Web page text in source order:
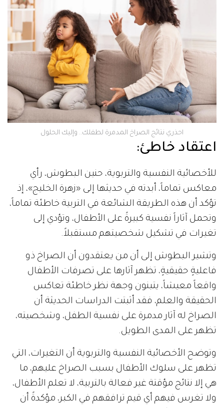
احذري نتائج الصراخ المدمرة لطفلك.. وإليك الحلول
اعتقاد خاطئ:
للأخصائية النفسية والتربوية، حنين البطوش، رأي
معاكس تماماً، أبدته في حديثها إلى «زهرة الخليج»، إذ
تؤكد أن هذه الطريقة الشائعة في التربية خاطئة تماماً،
وتحمل آثاراً نفسية كبيرةً على الأطفال، وتؤدي إلى
تغيرات في تشكيل شخصيتهم مستقبلاً.
وتشير البطوش إلى أن من يعتقدون أن الصراخ ذو
فاعليةٍ حقيقيةٍ، تظهر آثارها على تصرفات الأطفال
واقعاً معيشاً، يتبنون وجهة نظر خاطئة تعاكس
الحقيقة والعلم، فقد أثبتت الدراسات الحديثة أن
الصراخ له آثار مدمرة على نفسية الطفل، وشخصيته،
تظهر على المدى الطويل.
وتوضح الأخصائية النفسية والتربوية أن التغيرات، التي
تظهر على سلوك الأطفال بسبب الصراخ عليهم، ما
هي إلا نتائج مؤقتة غير فعالة بالتربية، لا تعلم الأطفال،
ولا تغرس فيهم أي قيم ترافقهم في الكبر، مؤكدةً أن